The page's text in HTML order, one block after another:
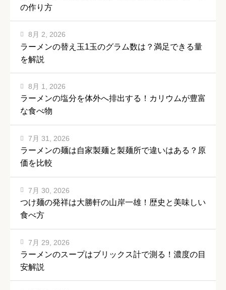
の作り方
ラーメンの替え玉1玉のグラム数は？満足できる量
を解説
8月 2, 2026
ラーメンの塩分を体外へ排出する！カリウムが豊富
な食べ物
8月 1, 2026
ラーメンの麺は自家製麺と製麺所で違いはある？原
価を比較
7月 31, 2026
つけ麺の発祥は大勝軒の山岸一雄！歴史と美味しい
食べ方
7月 30, 2026
ラーメンのスープはブリックス計で測る！濃度の目
安解説
7月 29, 2026